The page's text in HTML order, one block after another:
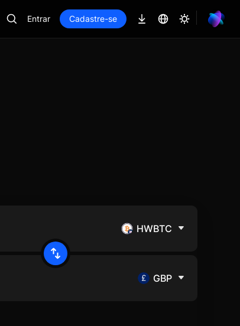
Entrar Cadastre-se
HWBTC
GBP